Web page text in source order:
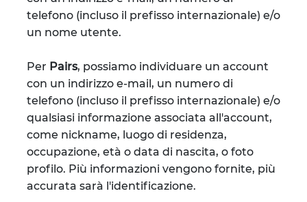
telefono (incluso il prefisso internazionale) e/o
un nome utente.
Per Pairs, possiamo individuare un account
con un indirizzo e-mail, un numero di
telefono (incluso il prefisso internazionale) e/o
qualsiasi informazione associata all'account,
come nickname, luogo di residenza,
occupazione, età o data di nascita, o foto
profilo. Più informazioni vengono fornite, più
accurata sarà l'identificazione.